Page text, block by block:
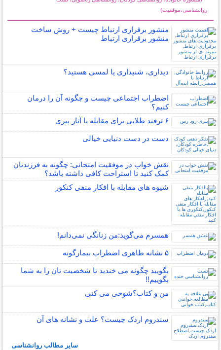
روانشناسی،موفقیت)
منشور برقراری ارتباط چیست + روش ساخت
منشور برقراری ارتباط
دیداری، شنیداری یا لمسی هستید؟
اضطراب اجتماعی چیست و چگونه آن را درمان
کنیم؟
۶ ترفند طلایی برای مقابله با آثار پیری
دست در دست دنیایی خیالی
نقش خواب در موفقیت امتحانی: چگونه به فرزندتان
کمک کنید تا استراحت کافی داشته باشد؟
شیوه های مقابله با افکار منفی کنکور
همسرم می‌گوید:من زنانگی نمی‌دانم!
۵ نشانه‌ ظاهری اضطراب بیمارگونه
بگویید چگونه می خندید تا شخصیت تان را به شما
بگوییم!!
من و کتاب؟شوخی می کنی
سندروم اردک چیست؟ علت و نشانه های آن
سایر مطالب روانشناسی